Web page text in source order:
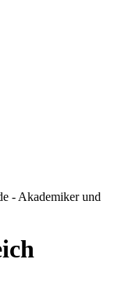
- Akademiker und